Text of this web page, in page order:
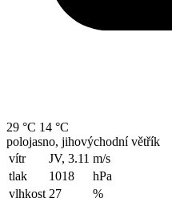
29 °C 14 °C
polojasno, jihovýchodní větřík
vítr
JV, 3.11 m/s
tlak
1018
hPa
vlhkost 27
%